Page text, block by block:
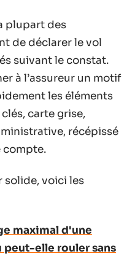
plupart des
de déclarer le vol
suivant le constat.
à l’assureur un motif
les éléments
carte grise,
récépissé
compte.
solide, voici les
maximal d'une
elle rouler sans